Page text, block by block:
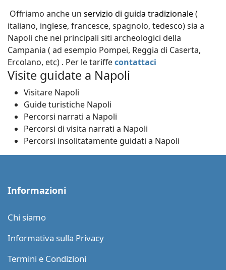
Offriamo anche un servizio di guida tradizionale(
italiano, inglese, francesce, spagnolo, tedesco) sia a
Napoli che nei principali siti archeologici della
Campania ( ad esempio Pompei, Reggia di Caserta,
Ercolano, etc) . Per le tariffecontattaci
Visite guidate a Napoli
Visitare Napoli
Guide turistiche Napoli
Percorsi narrati a Napoli
Percorsi di visita narrati a Napoli
Percorsi insolitatamente guidati a Napoli
Informazioni
Chi siamo
Informativa sulla Privacy
Termini e Condizioni